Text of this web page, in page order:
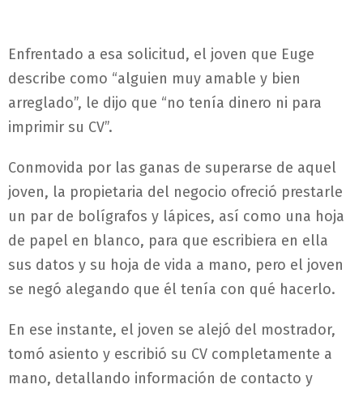
Enfrentado a esa solicitud, el joven que Euge
describe como “alguien muy amable y bien
arreglado”, le dijo que “no tenía dinero ni para
imprimir su CV”.
Conmovida por las ganas de superarse de aquel
joven, la propietaria del negocio ofreció prestarle
un par de bolígrafos y lápices, así como una hoja
de papel en blanco, para que escribiera en ella
sus datos y su hoja de vida a mano, pero el joven
se negó alegando que él tenía con qué hacerlo.
En ese instante, el joven se alejó del mostrador,
tomó asiento y escribió su CV completamente a
mano, detallando información de contacto y